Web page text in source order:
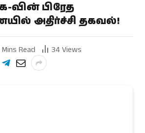
வின் பிரேத
அதிர்ச்சி தகவல்!
Read 34Views